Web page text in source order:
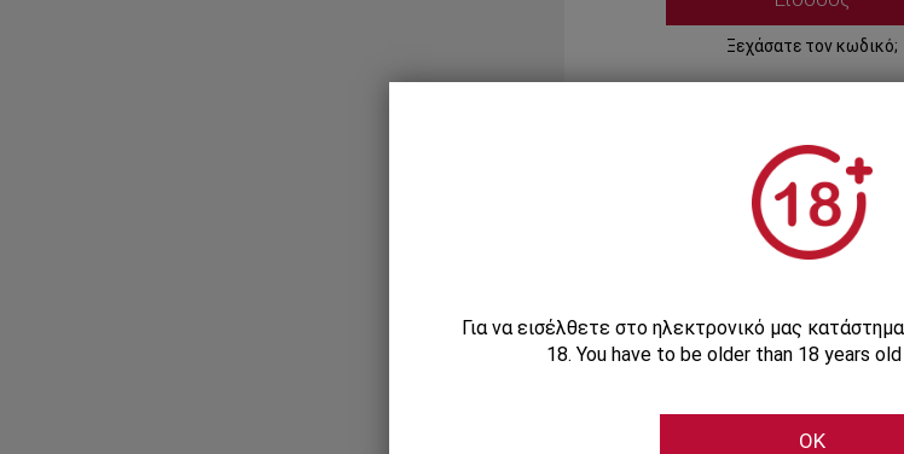
Ξεχάσατε τον κωδικό;
ΣΥΝΔΕΣΗ ΜΕ ...
Για να εισέλθετε στο ηλεκτρονικό μας
18. You have to be older than 18 years
OK